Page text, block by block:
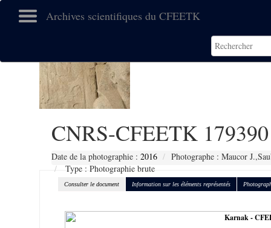
Archives scientifiques du CFEETK
CNRS-CFEETK 179390
Date de la photographie : 2016
Photographe : Maucor
Type : Photographie brute
Consulter le document Information sur les éléments représentés